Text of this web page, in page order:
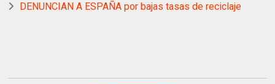
DENUNCIAN A ESPAÑA por bajas tasas de reciclaje